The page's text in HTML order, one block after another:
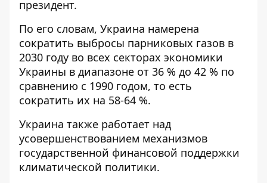
президент.
По его словам, Украина намерена
сократить выбросы парниковых газов в
2030 году во всех секторах экономики
Украины в диапазоне от 36 % до 42 % по
сравнению с 1990 годом, то есть
сократить их на 58-64 %.
Украина также работает над
усовершенствованием механизмов
государственной финансовой поддержки
климатической политики.